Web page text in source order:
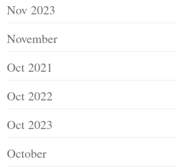
Nov 2023
November
Oct 2021
Oct 2022
Oct 2023
October